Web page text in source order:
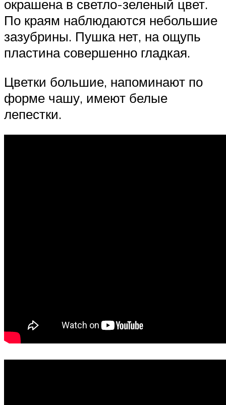
окрашена в светло-зеленый цвет.
По краям наблюдаются небольшие
зазубрины. Пушка нет, на ощупь
пластина совершенно гладкая.
Цветки большие, напоминают по
форме чашу, имеют белые
лепестки.